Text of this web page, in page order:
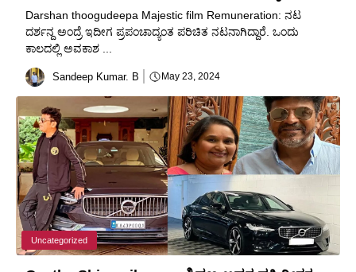
Darshan thoogudeepa Majestic film Remuneration: ನಟ
ದರ್ಶನ್ದ ಅಂದ್ರೆ ಇದೀಗ ಪ್ರಪಂಚಾದ್ಯಂತ ಪರಿಚಿತ ನಟನಾಗಿದ್ದಾರೆ. ಒಂದು
ಕಾಲದಲ್ಲಿ ಅವಕಾಶ ...
Sandeep Kumar. B May 23, 2024
Uncategorized